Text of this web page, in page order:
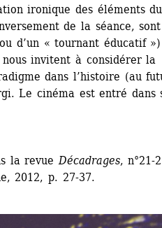
ironique des éléments du
de la séance,
d’un « tournant éducatif
invitent à considérer la
dans l’histoire (au
Le cinéma est entré dans
la revue Décadrages, n°21-
2012, p. 27-37.